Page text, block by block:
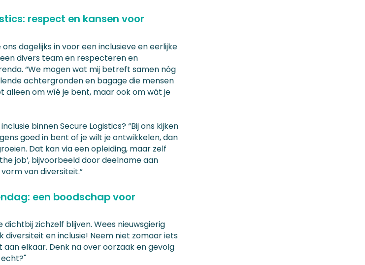
respect en kansen voor
dagelijks in voor een inclusieve en eerlijke
divers team en respecteren en
“We mogen wat mij betreft samen nóg
achtergronden en bagage die mensen
alleen om wíé je bent, maar ook om wát je
binnen Secure Logistics? “Bij ons kijken
goed in bent of je wilt je ontwikkelen, dan
Dat kan via een opleiding, maar zelf
job’, bijvoorbeeld door deelname aan
van diversiteit.”
een boodschap voor
dichtbij zichzelf blijven. Wees nieuwsgierig
diversiteit en inclusie! Neem niet zomaar iets
elkaar. Denk na over oorzaak en gevolg